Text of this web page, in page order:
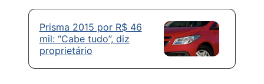
Prisma 2015 por R$ 46
mil: “Cabe tudo”, diz
proprietário